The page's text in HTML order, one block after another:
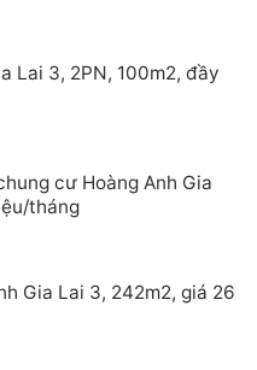
Lai 3, 2PN, 100m2, đầy
cư Hoàng Anh Gia
tháng
Gia Lai 3, 242m2, giá 26